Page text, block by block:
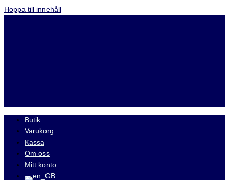
Hoppa till innehåll
Butik
Varukorg
Kassa
Om oss
Mitt konto